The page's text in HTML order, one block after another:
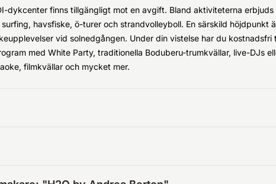
dykcenter finns tillgängligt mot en avgift. Bland aktiviteterna erbjuds
havsfiske, ö-turer och strandvolleyboll. En särskild höjdpunkt
vid solnedgången. Under din vistelse har du kostnadsfri
med White Party, traditionella Boduberu-trumkvällar, live-DJs
filmkvällar och mycket mer.